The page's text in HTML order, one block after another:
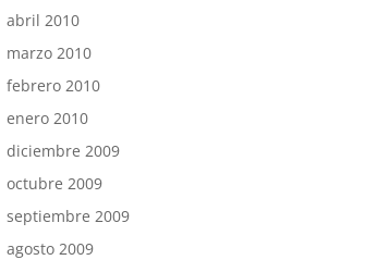
abril 2010
marzo 2010
febrero 2010
enero 2010
diciembre 2009
octubre 2009
septiembre 2009
agosto 2009